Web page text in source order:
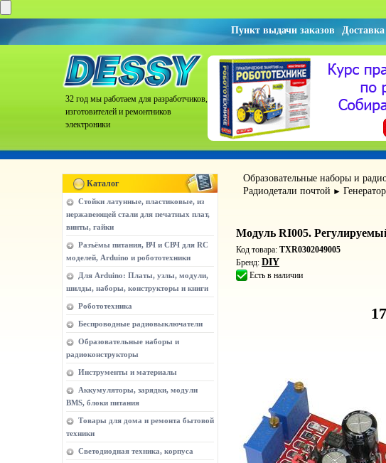
Пункт выдачи заказов Доставка
32 год мы работаем для разработчиков,
изготовителей и ремонтников
электроники
Каталог
Стойки латунные, пластиковые, из
нержавеющей стали для печатных плат,
винты, гайки
Разъёмы питания, ВЧ и СВЧ для RC
моделей, Arduino и робототехники
Для Arduino: Платы, узлы, модули,
шилды, наборы, конструкторы и книги
Робототехника
Беспроводные радиовыключатели
Образовательные наборы и
радиоконструкторы
Инструменты и материалы
Аккумуляторы, зарядки, модули
BMS, блоки питания
Товары для дома и ремонта бытовой
техники
Светодиодная техника, корпуса
Образовательные наборы и
Радиодетали почтой ►
Модуль RI005.
Код товара: TXR0302049005
Бренд: DIY
Есть в наличии